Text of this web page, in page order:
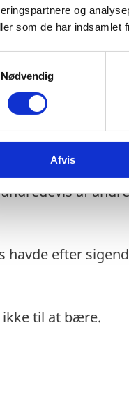
og
som de har indsamlet
Nødvendig
Afvis
smil og
datter.
af
havde efter
ikke til at bære.